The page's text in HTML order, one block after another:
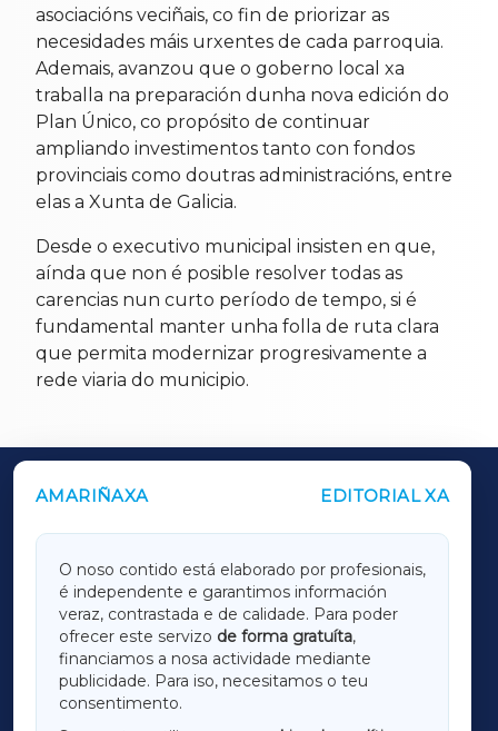
asociacións veciñais, co fin de priorizar as
necesidades máis urxentes de cada parroquia.
Ademais, avanzou que o goberno local xa
traballa na preparación dunha nova edición do
Plan Único, co propósito de continuar
ampliando investimentos tanto con fondos
provinciais como doutras administracións, entre
elas a Xunta de Galicia.
Desde o executivo municipal insisten en que,
aínda que non é posible resolver todas as
carencias nun curto período de tempo, si é
fundamental manter unha folla de ruta clara
que permita modernizar progresivamente a
rede viaria do municipio.
AMARIÑAXA EDITORIAL XA
O noso contido está elaborado por profesionais,
é independente e garantimos información
veraz, contrastada e de calidade. Para poder
ofrecer este servizo de forma gratuíta,
financiamos a nosa actividade mediante
publicidade. Para iso, necesitamos o teu
consentimento.
OUTROS PERIÓDICOS
LUGOXA
TERRACHAXA